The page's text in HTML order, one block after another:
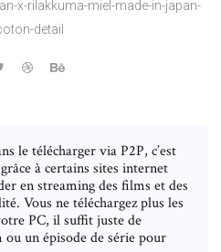
x-rilakkuma-miel-made-in-japan-
detail
le télécharger via P2P, c’est
à certains sites internet
en streaming des films et des
Vous ne téléchargez plus les
PC, il suffit juste de
un épisode de série pour